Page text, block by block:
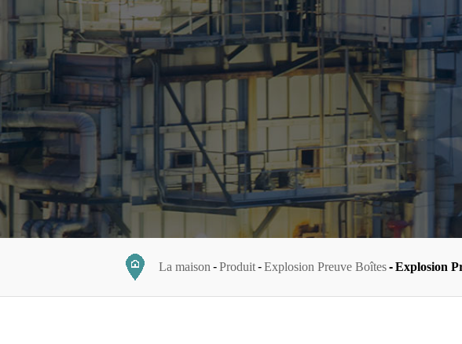
La maison Produit Explosion Preuve Boîtes Explosion